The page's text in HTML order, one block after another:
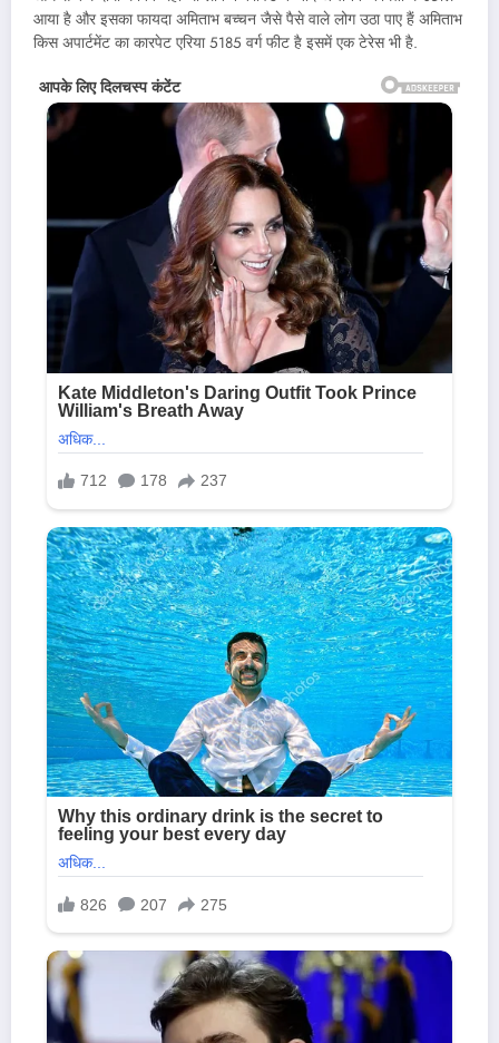
आया है और इसका फायदा अमिताभ बच्चन जैसे पैसे वाले लोग उठा पाए हैं अमिताभ
किस अपार्टमेंट का कारपेट एरिया 5185 वर्ग फीट है इसमें एक टेरेस भी है.